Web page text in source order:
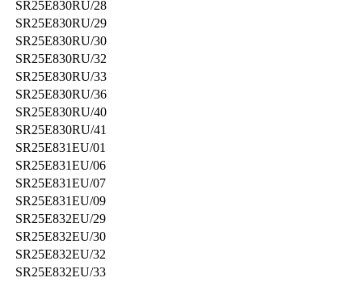
SR25E830RU/28
SR25E830RU/29
SR25E830RU/30
SR25E830RU/32
SR25E830RU/33
SR25E830RU/36
SR25E830RU/40
SR25E830RU/41
SR25E831EU/01
SR25E831EU/06
SR25E831EU/07
SR25E831EU/09
SR25E832EU/29
SR25E832EU/30
SR25E832EU/32
SR25E832EU/33